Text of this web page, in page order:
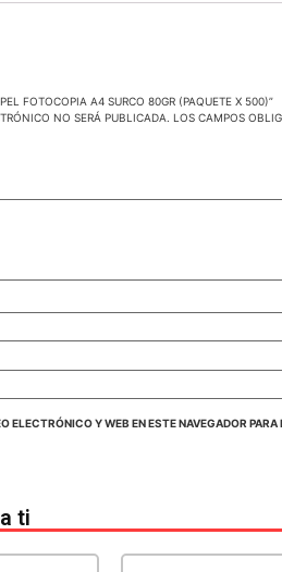
FOTOCOPIA A4 SURCO 80GR (PAQUETE X 500)”
NO SERÁ PUBLICADA. LOS CAMPOS
ELECTRÓNICO Y WEB EN ESTE NAVEGADOR
ti